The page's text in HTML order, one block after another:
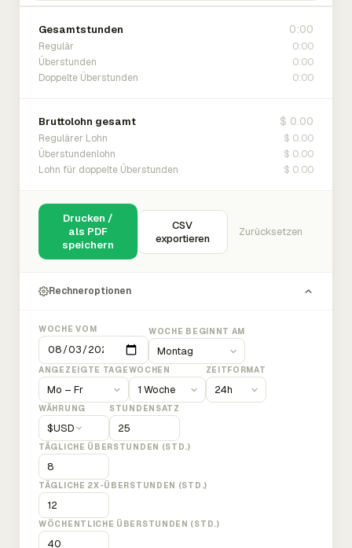
Gesamtstunden 0:00
Regulär 0:00
Überstunden 0:00
Doppelte Überstunden 0:00
Bruttolohn gesamt $ 0.00
Regulärer Lohn $ 0.00
Überstundenlohn $ 0.00
Lohn für doppelte Überstunden $ 0.00
Drucken /
als PDF
speichern
CSV
exportieren
Zurücksetzen
Rechneroptionen
WOCHE VOM WOCHE BEGINNT AM
ANGEZEIGTE TAGEWOCHEN ZEITFORMAT
WÄHRUNG
$USD
STUNDENSATZ
TÄGLICHE ÜBERSTUNDEN (STD.)
TÄGLICHE 2X-ÜBERSTUNDEN (STD.)
WÖCHENTLICHE ÜBERSTUNDEN (STD.)